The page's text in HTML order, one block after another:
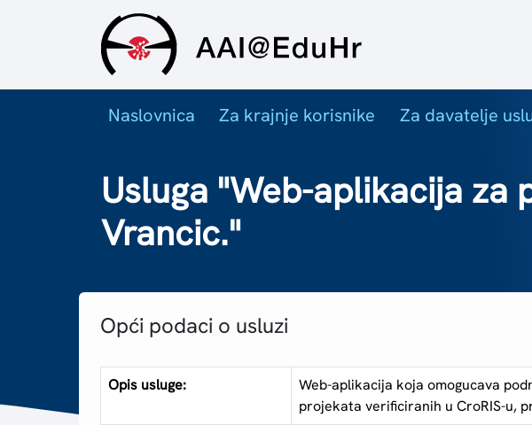
Naslovnica Za krajnje korisnike Za davatelje
Usluga "Web-aplikacija za
Vrancic."
Opći podaci o usluzi
Opis usluge:
Web-aplikacija koja omogucava
projekata verificiranih u CroRIS-u,